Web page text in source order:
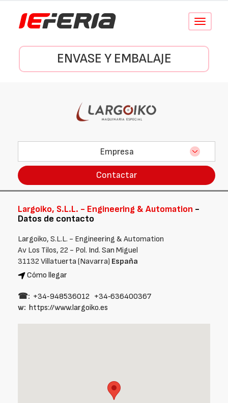
Conmutar
ENVASE Y EMBALAJE
Empresa
Contactar
Largoiko, S.L.L. - Engineering & Automation -
Datos de contacto
Largoiko, S.L.L. - Engineering & Automation
Av Los Tilos, 22 - Pol. Ind. San Miguel
31132 Villatuerta (Navarra) España
Cómo llegar
☎: +34‑948536012 +34‑636400367
w: https://www.largoiko.es